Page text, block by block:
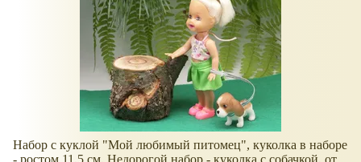
Набор с куклой "Мой любимый питомец", куколка в наборе
- ростом 11,5 см. Недорогой набор - куколка с собачкой, от